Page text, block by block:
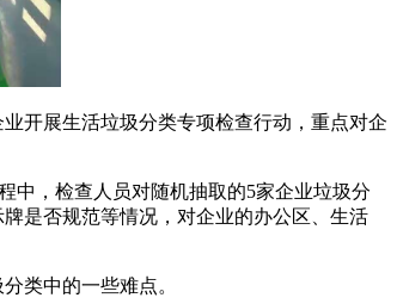
开展生活垃圾分类专项检查行动，重点对企
中，检查人员对随机抽取的5家企业垃圾分
是否规范等情况，对企业的办公区、生活
类中的一些难点。